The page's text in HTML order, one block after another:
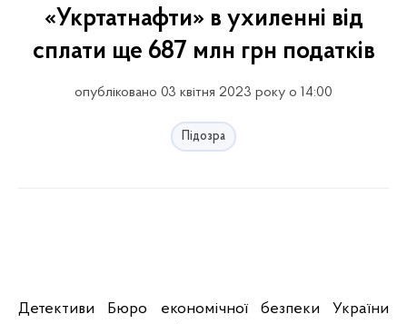
«Укртатнафти» в ухиленні від
сплати ще 687 млн грн податків
опубліковано 03 квітня 2023 року о 14:00
Підозра
Детективи Бюро економічної безпеки України